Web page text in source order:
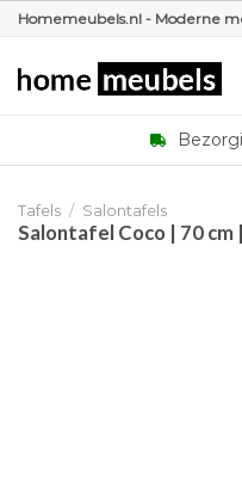
Ga
inhoud
Homemeubels.nl - Moderne
Tafels / Salontafels
Salontafel Coco | 70 cm